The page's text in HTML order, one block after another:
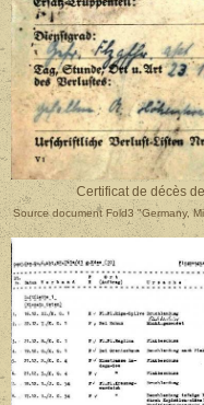
Certificat de décès
Source document Fold3 "Germany,